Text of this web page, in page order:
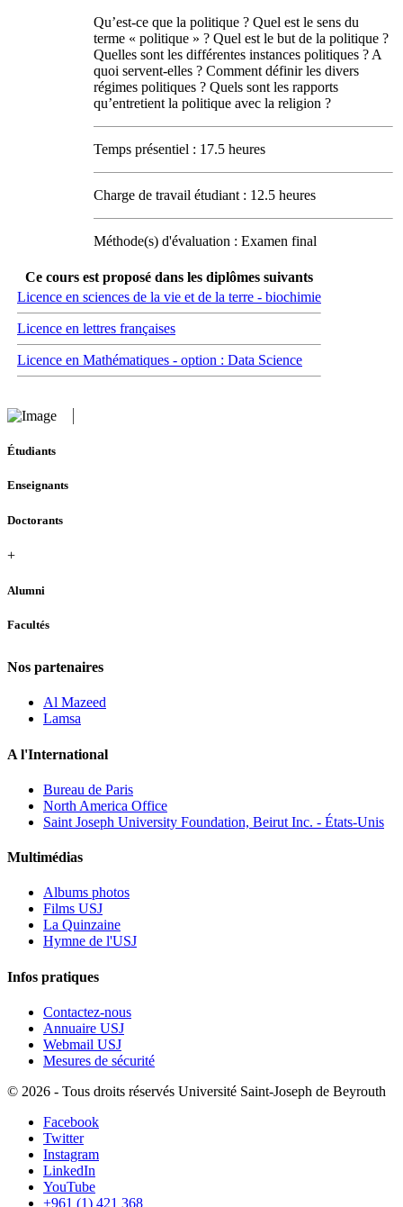
Qu’est-ce que la politique ? Quel est le sens du
terme « politique » ? Quel est le but de la politique ?
Quelles sont les différentes instances politiques ? A
quoi servent-elles ? Comment définir les divers
régimes politiques ? Quels sont les rapports
qu’entretient la politique avec la religion ?
Temps présentiel : 17.5 heures
Charge de travail étudiant : 12.5 heures
Méthode(s) d'évaluation : Examen final
Ce cours est proposé dans les diplômes suivants
Licence en sciences de la vie et de la terre - biochimie
Licence en lettres françaises
Licence en Mathématiques - option : Data Science
Étudiants
Enseignants
Doctorants
+
Alumni
Facultés
Nos partenaires
Al Mazeed
Lamsa
A l'International
Bureau de Paris
North America Office
Saint Joseph University Foundation, Beirut Inc. - États-Unis
Multimédias
Albums photos
Films USJ
La Quinzaine
Hymne de l'USJ
Infos pratiques
Contactez-nous
Annuaire USJ
Webmail USJ
Mesures de sécurité
© 2026 - Tous droits réservés Université Saint-Joseph de Beyrouth
Facebook
Twitter
Instagram
LinkedIn
YouTube
+961 (1) 421 368